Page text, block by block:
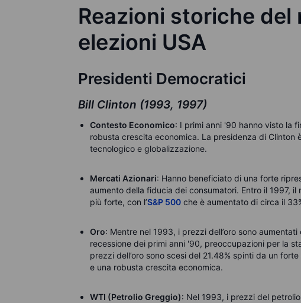
Reazioni storiche
elezioni USA
Presidenti Democratici
Bill Clinton (1993, 1997)
Contesto Economico: I primi anni '90 hanno visto la
robusta crescita economica. La presidenza di Clinton
tecnologico e globalizzazione.
Mercati Azionari: Hanno beneficiato di una forte
aumento della fiducia dei consumatori. Entro il 1997,
più forte, con l’S&P 500 che è aumentato di circa il
Oro: Mentre nel 1993, i prezzi dell’oro sono
recessione dei primi anni '90, preoccupazioni per la
prezzi dell’oro sono scesi del 21.48% spinti da un
e una robusta crescita economica.
WTI (Petrolio Greggio): Nel 1993, i prezzi del